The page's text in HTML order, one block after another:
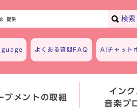
検索
よくある質問 FAQ AIチャット
ブメントの取組
イン
音楽プ